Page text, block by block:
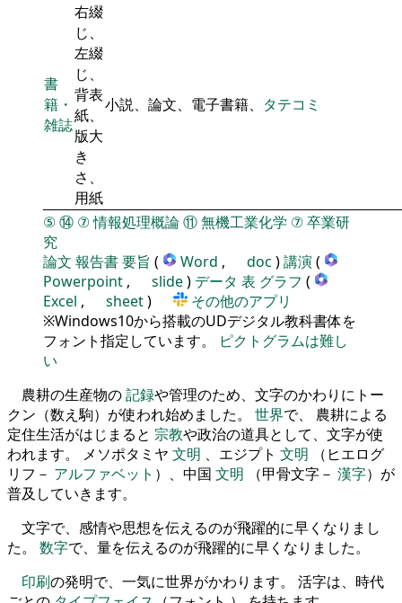
書
籍・
雑誌
右綴
じ、
左綴
じ、
背表
紙、
版大
き
さ、
用紙
小説、論文、電子書籍、 タテコミ
⑤⑭ ⑦情報処理概論⑪無機工業化学 ⑦卒業研
究
論文 報告書要旨 ( Word , doc )講演(
Powerpoint , slide) データ 表 グラフ (
Excel , sheet)
その他のアプリ
※Windows10から搭載のUDデジタル教科書体を
フォント指定しています。
ピクトグラムは難し
い
農耕の生産物の記録や管理のため、文字のかわりにトー
クン（数え駒）が使われ始めました。 世界で、 農耕による
定住生活がはじまると 宗教や政治の道具として、文字が使
われます。 メソポタミヤ 文明 、エジプト 文明 （ヒエログ
リフ－ アルファベット ）、中国 文明 （甲骨文字－ 漢字）が
普及していきます。
文字で、感情や思想を伝えるのが飛躍的に早くなりまし
た。 数字で、量を伝えるのが飛躍的に早くなりました。
印刷の発明で、一気に世界がかわります。 活字は、時代